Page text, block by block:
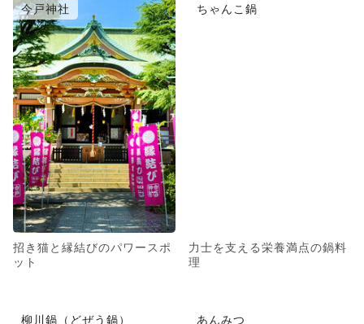
今戸神社
招き猫と縁結びのパワースポ
ット
ちゃんこ鍋
力士を支える栄養満点の鍋料
理
柳川鍋（どぜう鍋） あんみつ